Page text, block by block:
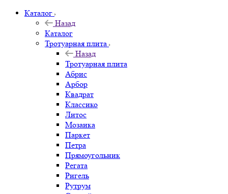
Каталог
Назад
Каталог
Тротуарная плита
Назад
Тротуарная плита
Абрис
Арбор
Квадрат
Классико
Литос
Мозаика
Паркет
Петра
Прямоугольник
Регата
Ригель
Рутрум